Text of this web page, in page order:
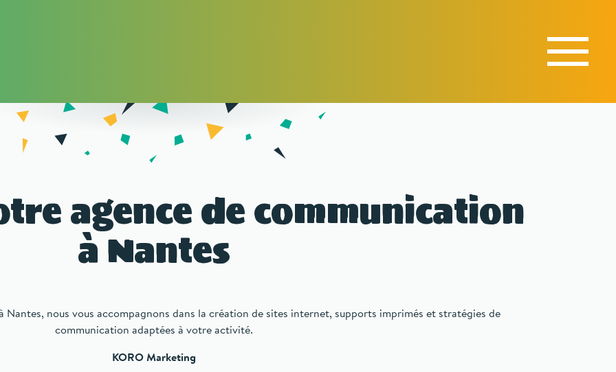
agence de communication
à Nantes
nous vous accompagnons dans la création de sites internet, supports imprimés et stratégies de
communication adaptées à votre activité.
KORO Marketing